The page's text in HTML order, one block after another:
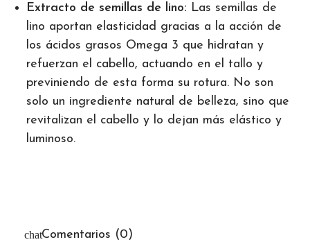
Extracto de semillas de lino: Las semillas de
lino aportan elasticidad gracias a la acción de
los ácidos grasos Omega 3 que hidratan y
refuerzan el cabello, actuando en el tallo y
previniendo de esta forma su rotura. No son
solo un ingrediente natural de belleza, sino que
revitalizan el cabello y lo dejan más elástico y
luminoso.
Comentarios (0)